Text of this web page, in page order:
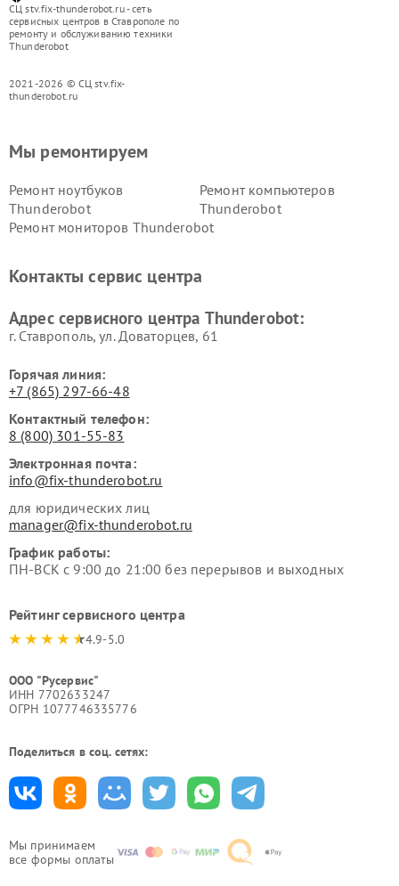
СЦ stv.fix-thunderobot.ru - сеть
сервисных центров в Ставрополе по
ремонту и обслуживанию техники
Thunderobot
2021-2026 © СЦ stv.fix-
thunderobot.ru
Мы принимаем
все формы оплаты
Мы ремонтируем
Ремонт ноутбуков
Thunderobot
Ремонт компьютеров
Thunderobot
Ремонт мониторов Thunderobot
Контакты сервис центра
Адрес сервисного центра Thunderobot:
г. Ставрополь, ул. Доваторцев, 61
Горячая линия:
+7 (865) 297-66-48
Контактный телефон:
8 (800) 301-55-83
Электронная почта:
info@fix-thunderobot.ru
для юридических лиц
manager@fix-thunderobot.ru
График работы:
ПН-ВСК с 9:00 до 21:00 без перерывов и выходных
Рейтинг сервисного центра
4.9-5.0
ООО "Русервис"
ИНН 7702633247
ОГРН 1077746335776
Поделиться в соц. сетях: